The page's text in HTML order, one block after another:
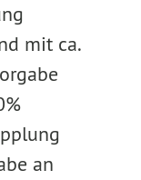
mit ca.
an